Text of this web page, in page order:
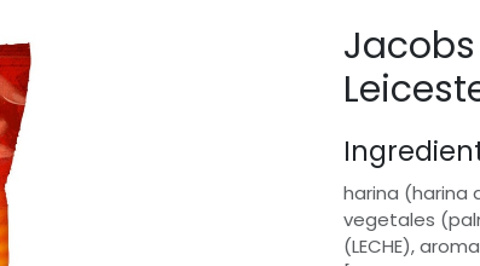
harina (harina
vegetales
(LECHE),